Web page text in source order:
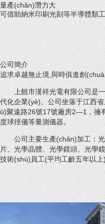
量產(chǎn)潛力大
可借助納米印刷光刻等半導體類
公司簡介
追求卓越無止境,與時俱進創
上饒市漢祥光電有限公司是
代化企業(yè)。公司坐落于江西
ū)聚遠路26號17號廠房2—1，擁
度球徑儀等量測儀器。
公司主要生產(chǎn)加工：光學
片、光學晶體、光學鏡頭、光
技術(shù)員工(平均工齡五年以上